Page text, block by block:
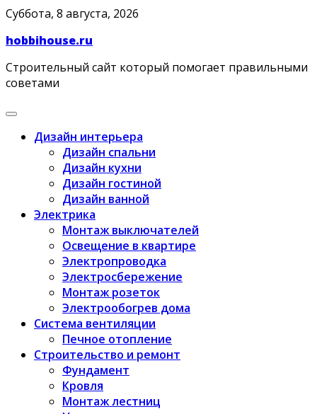
Skip
content
Суббота, 8 августа, 2026
hobbihouse.ru
Строительный сайт который помогает правильными
советами
Дизайн интерьера
Дизайн спальни
Дизайн кухни
Дизайн гостиной
Дизайн ванной
Электрика
Монтаж выключателей
Освещение в квартире
Электропроводка
Электросбережение
Монтаж розеток
Электрообогрев дома
Система вентиляции
Печное отопление
Строительство и ремонт
Фундамент
Кровля
Монтаж лестниц